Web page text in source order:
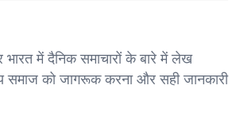
में दैनिक समाचारों के बारे में लेख
समाज को जागरूक करना और सही जानकारी